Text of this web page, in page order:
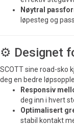
Nøytral
løpesteg og
⚙️ Designet
SCOTT sine road-sko
deg en bedre
Responsiv
deg inn i hvert
Optimalisert
stabil kontakt